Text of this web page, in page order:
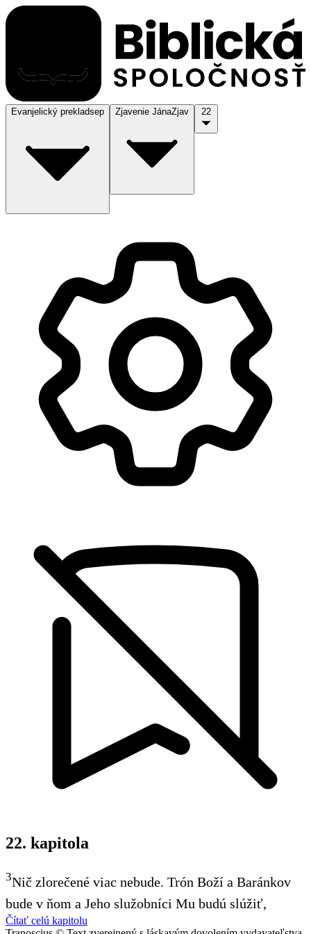
Evanjelický prekladsep Zjavenie JánaZjav
22. kapitola
3Nič zlorečené viac nebude. Trón Boží a Baránkov
bude v ňom a Jeho služobníci Mu budú slúžiť,
Čítať celú kapitolu